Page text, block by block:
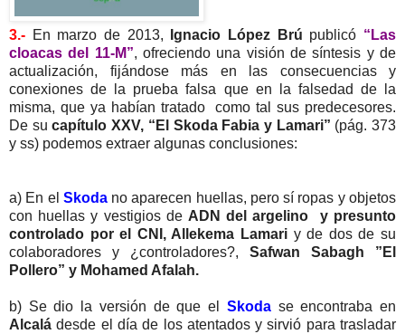
3.- En marzo de 2013, Ignacio López Brú publicó “Las
cloacas del 11-M”, ofreciendo una visión de síntesis y de
actualización, fijándose más en las consecuencias y
conexiones de la prueba falsa que en la falsedad de la
misma, que ya habían tratado como tal sus predecesores.
De sucapítulo XXV, “El Skoda Fabia y Lamari” (pág. 373
y ss) podemos extraer algunas conclusiones:
a) En el Skodano aparecen huellas, pero sí ropas y objetos
con huellas y vestigios de ADN del argelino y presunto
controlado por el CNI, Allekema Lamari y de dos de su
colaboradores y ¿controladores?, Safwan Sabagh ”El
Pollero” y Mohamed Afalah.
b) Se dio la versión de que el Skodase encontraba en
Alcalá desde el día de los atentados y sirvió para trasladar